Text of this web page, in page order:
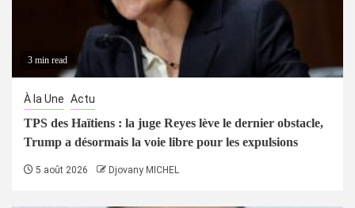
3 min read
À la Une Actu
TPS des Haïtiens : la juge Reyes lève le dernier obstacle,
Trump a désormais la voie libre pour les expulsions
5 août 2026 Djovany MICHEL